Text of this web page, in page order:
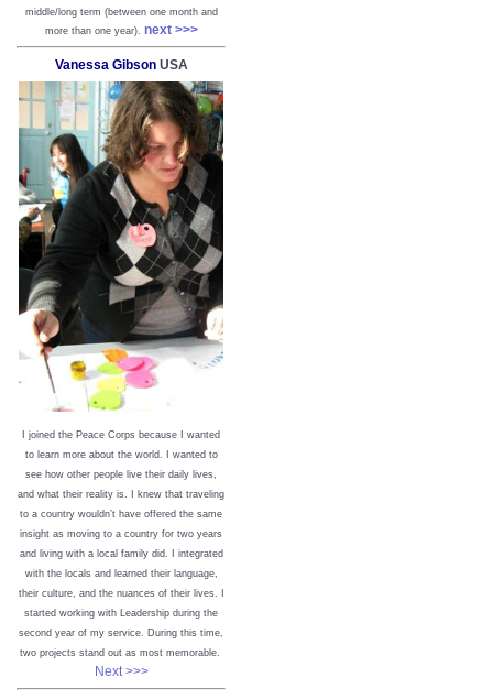
middle/long term (between one month and
more than one year). next >>>
Vanessa GibsonUSA
I joined the Peace Corps because I wanted
to learn more about the world. I wanted to
see how other people live their daily lives,
and what their reality is. I knew that traveling
to a country wouldn’t have offered the same
insight as moving to a country for two years
and living with a local family did. I integrated
with the locals and learned their language,
their culture, and the nuances of their lives. I
started working with Leadership during the
second year of my service. During this time,
two projects stand out as most memorable.
Next >>>